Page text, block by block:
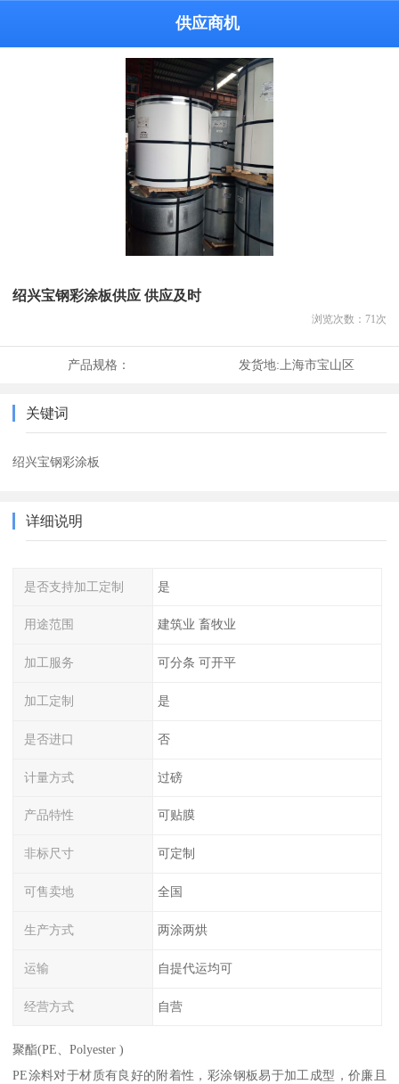
供应商机
绍兴宝钢彩涂板供应 供应及时
浏览次数： 71 次
产品规格： 发货地:上海市宝山区
关键词
绍兴宝钢彩涂板
详细说明
是否支持加工定制 是
用途范围 建筑业 畜牧业
加工服务 可分条 可开平
加工定制 是
是否进口 否
计量方式 过磅
产品特性 可贴膜
非标尺寸 可定制
可售卖地 全国
生产方式 两涂两烘
运输 自提代运均可
经营方式 自营
聚酯(PE、Polyester )
PE涂料对于材质有良好的附着性，彩涂钢板易于加工成型，价廉且